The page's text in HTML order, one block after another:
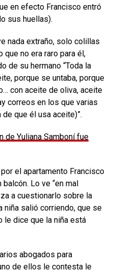
en efecto Francisco entró
sus huellas).
nada extraño, solo colillas
no era raro para él,
de su hermano “Toda la
porque se untaba, porque
con aceite de oliva, aceite
correos en los que varias
que él usa aceite)”.
de Yuliana Samboní fue
el apartamento Francisco
Lo ve “en mal
a cuestionarlo sobre la
niña salió corriendo, que se
le dice que la niña está
abogados para
de ellos le contesta le